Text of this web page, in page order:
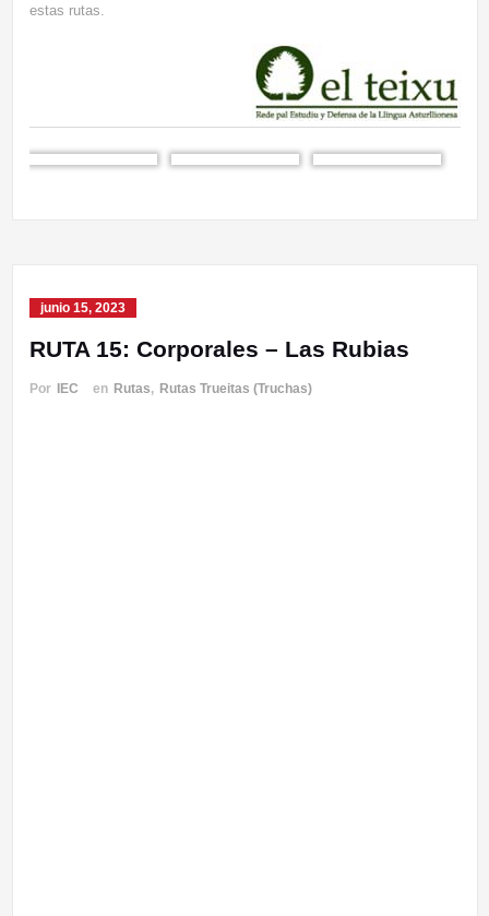
estas rutas.
junio 15, 2023
RUTA 15: Corporales – Las Rubias
Por IEC en Rutas, Rutas Trueitas (Truchas)